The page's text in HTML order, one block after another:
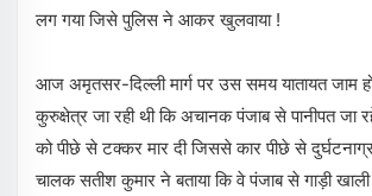
लग गया जिसे पुलिस ने आकर खुलवाया !
आज अमृतसर-दिल्ली मार्ग पर उस समय यातायत जाम
कुरुक्षेत्र जा रही थी कि अचानक पंजाब से पानीपत
को पीछे से टक्कर मार दी जिससे कार पीछे से
चालक सतीश कुमार ने बताया कि वे पंजाब से गाड़ी